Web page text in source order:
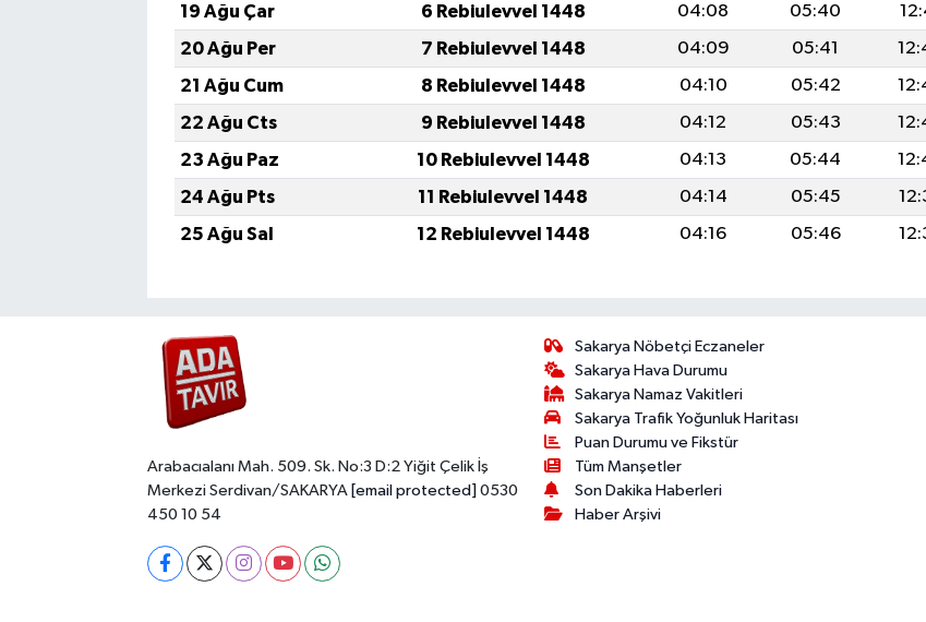
19 Ağu Çar
6 Rebiulevvel 1448 04:08 05:40
20 Ağu Per
7 Rebiulevvel 1448 04:09 05:41
21 Ağu Cum
8 Rebiulevvel 1448 04:10 05:42
22 Ağu Cts
9 Rebiulevvel 1448 04:12 05:43
23 Ağu Paz
10 Rebiulevvel 1448 04:13 05:44
24 Ağu Pts
11 Rebiulevvel 1448 04:14 05:45
25 Ağu Sal
12 Rebiulevvel 1448 04:16 05:46
Arabacıalanı Mah. 509. Sk. No:3 D:2 Yiğit Çelik İş
Merkezi Serdivan/SAKARYA [email protected] 0530
450 10 54
Sakarya Nöbetçi Eczaneler
Sakarya Hava Durumu
Sakarya Namaz Vakitleri
Sakarya Trafik Yoğunluk Haritası
Puan Durumu ve Fikstür
Tüm Manşetler
Son Dakika Haberleri
Haber Arşivi